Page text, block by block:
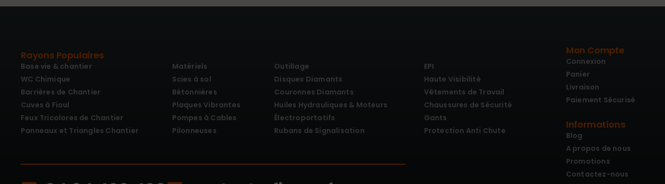
Rayons Populaires
Base vie & chantier
WC Chimique
Barrières de Chantier
Cuves à Fioul
Feux Tricolores de Chantier
Panneaux et Triangles Chantier
Matériels
Scies à sol
Bétonnières
Plaques Vibrantes
Pompes à Cables
Pilonneuses
Outillage
Disques Diamants
Couronnes Diamants
Huiles Hydrauliques & Moteurs
Électroportatifs
Rubans de Signalisation
EPI
Haute Visibilité
Vêtements de Travail
Chaussures de Sécurité
Gants
Protection Anti Chute
Mon Compte
Connexion
Panier
Livraison
Paiement Sécurisé
Informations
Blog
A propos de nous
Promotions
Contactez-nous